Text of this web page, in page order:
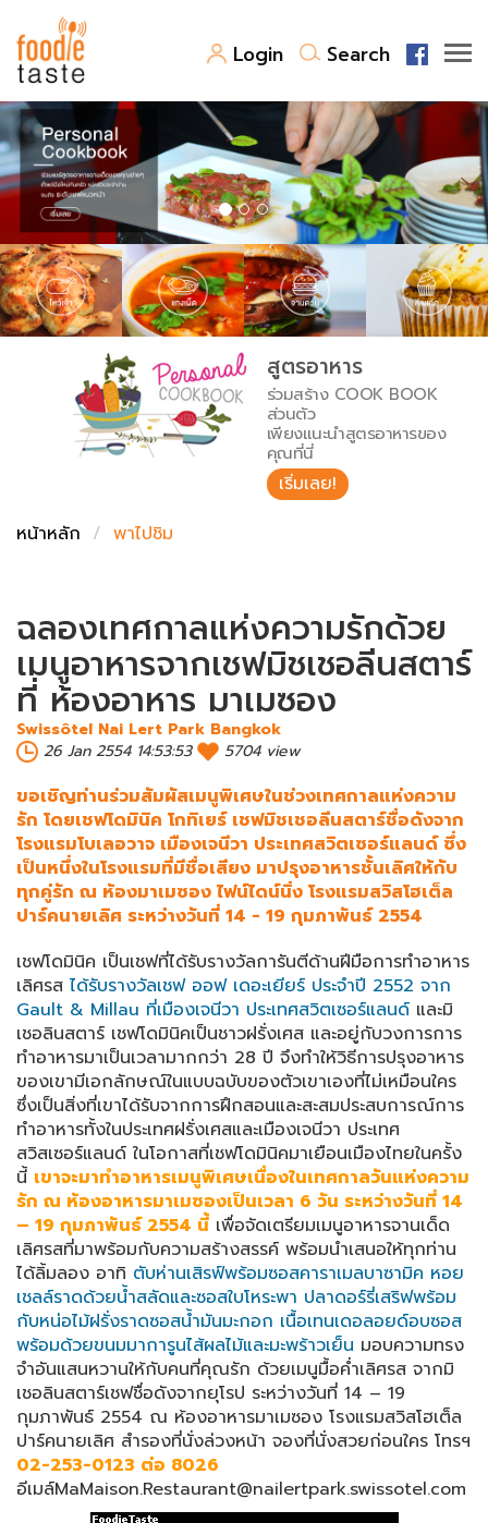
Login Search
สูตรอาหาร
สูตรอาหารล่าสุด
Top Foodie
พาไปชิม
สารพันก้นครัว
เคล็ดลับน่ารู้
เปรียบเทียบหน่วยการตวง
เปรียบเทียบอุณหภูมิ
เปรียบเทียบน้ำหนักวัตถุดิบ
FoodPedia
สร้าง Cookbook
สูตรอาหาร
ร่วมสร้าง COOK BOOK
ส่วนตัว
เพียงแนะนำสูตรอาหารของ
คุณที่นี่
เริ่มเลย!
หน้าหลัก
พาไปชิม
ฉลองเทศกาลแห่งความรักด้วย
เมนูอาหารจากเชฟมิชเชอลีนสตาร์
ที่ ห้องอาหาร มาเมซอง
Swissôtel Nai Lert Park Bangkok
26 Jan 2554 14:53:53
5704 view
ขอเชิญท่านร่วมสัมผัสเมนูพิเศษในช่วงเทศกาลแห่งความ
รัก โดยเชฟโดมินิค โกทิเยร์ เชฟมิชเชอลีนสตาร์ชื่อดังจาก
โรงแรมโบเลอวาจ เมืองเจนีวา ประเทศสวิตเซอร์แลนด์ ซึ่ง
เป็นหนึ่งในโรงแรมที่มีชื่อเสียง มาปรุงอาหารชั้นเลิศให้กับ
ทุกคู่รัก ณ ห้องมาเมซอง ไฟน์ไดน์นิ่ง โรงแรมสวิสโฮเต็ล
ปาร์คนายเลิศ ระหว่างวันที่ 14 - 19 กุมภาพันธ์ 2554
เชฟโดมินิค เป็นเชฟที่ได้รับรางวัลการันตีด้านฝีมือการทำอาหาร
เลิศรส ได้รับรางวัลเชฟ ออฟ เดอะเยียร์ ประจำปี 2552 จาก
Gault & Millau ที่เมืองเจนีวา ประเทศสวิตเซอร์แลนด์ และมิ
เชอลินสตาร์ เชฟโดมินิคเป็นชาวฝรั่งเศส และอยู่กับวงการการ
ทำอาหารมาเป็นเวลามากกว่า 28 ปี จึงทำให้วิธีการปรุงอาหาร
ของเขามีเอกลักษณ์ในแบบฉบับของตัวเขาเองที่ไม่เหมือนใคร
ซึ่งเป็นสิ่งที่เขาได้รับจากการฝึกสอนและสะสมประสบการณ์การ
ทำอาหารทั้งในประเทศฝรั่งเศสและเมืองเจนีวา ประเทศ
สวิสเซอร์แลนด์ ในโอกาสที่เชฟโดมินิคมาเยือนเมืองไทยในครั้ง
นี้ เขาจะมาทำอาหารเมนูพิเศษเนื่องในเทศกาลวันแห่งความ
รัก ณ ห้องอาหารมาเมซองเป็นเวลา 6 วัน ระหว่างวันที่ 14
– 19 กุมภาพันธ์ 2554 นี้ เพื่อจัดเตรียมเมนูอาหารจานเด็ด
เลิศรสที่มาพร้อมกับความสร้างสรรค์ พร้อมนำเสนอให้ทุกท่าน
ได้ลิ้มลอง อาทิ ตับห่านเสิรฟ์พร้อมซอสคาราเมลบาซามิค หอย
เชลล์ราดด้วยน้ำสลัดและซอสใบโหระพา ปลาดอร์รี่เสริฟพร้อม
กับหน่อไม้ฝรั่งราดซอสน้ำมันมะกอก เนื้อเทนเดอลอยด์อบซอส
พร้อมด้วยขนมมาการูนไส้ผลไม้และมะพร้าวเย็น มอบความทรง
จำอันแสนหวานให้กับคนที่คุณรัก ด้วยเมนูมื้อค่ำเลิศรส จากมิ
เชอลินสตาร์เชฟชื่อดังจากยุโรป ระหว่างวันที่ 14 – 19
กุมภาพันธ์ 2554 ณ ห้องอาหารมาเมซอง โรงแรมสวิสโฮเต็ล
ปาร์คนายเลิศ สำรองที่นั่งล่วงหน้า จองที่นั่งสวยก่อนใคร โทรฯ
02-253-0123 ต่อ 8026
อีเมล์MaMaison.Restaurant@nailertpark.swissotel.com